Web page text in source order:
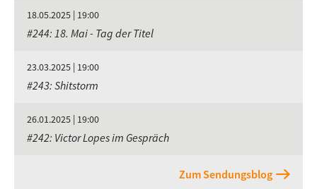
18.05.2025 | 19:00
#244: 18. Mai - Tag der Titel
23.03.2025 | 19:00
#243: Shitstorm
26.01.2025 | 19:00
#242: Victor Lopes im Gespräch
Zum Sendungsblog